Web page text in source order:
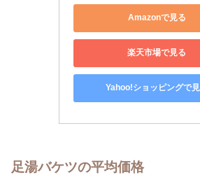
Amazonで見る
楽天市場で見る
Yahoo!ショッピングで
足湯バケツの平均価格